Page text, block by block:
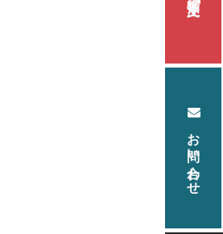
お問い合わせ